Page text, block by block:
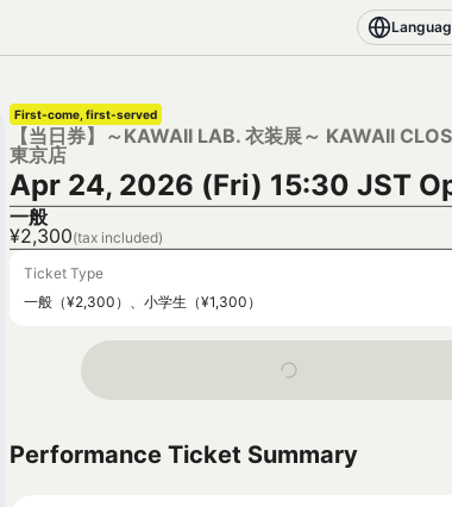
First-come, first-served
【当日券】～KAWAII LAB. 衣装展～ KAWAII
東京店
Apr 24, 2026 (Fri) 15:30 JST
一般
¥2,300(tax included)
Ticket Type
一般（¥2,300）、小学生（¥1,300）
Performance Ticket Summary